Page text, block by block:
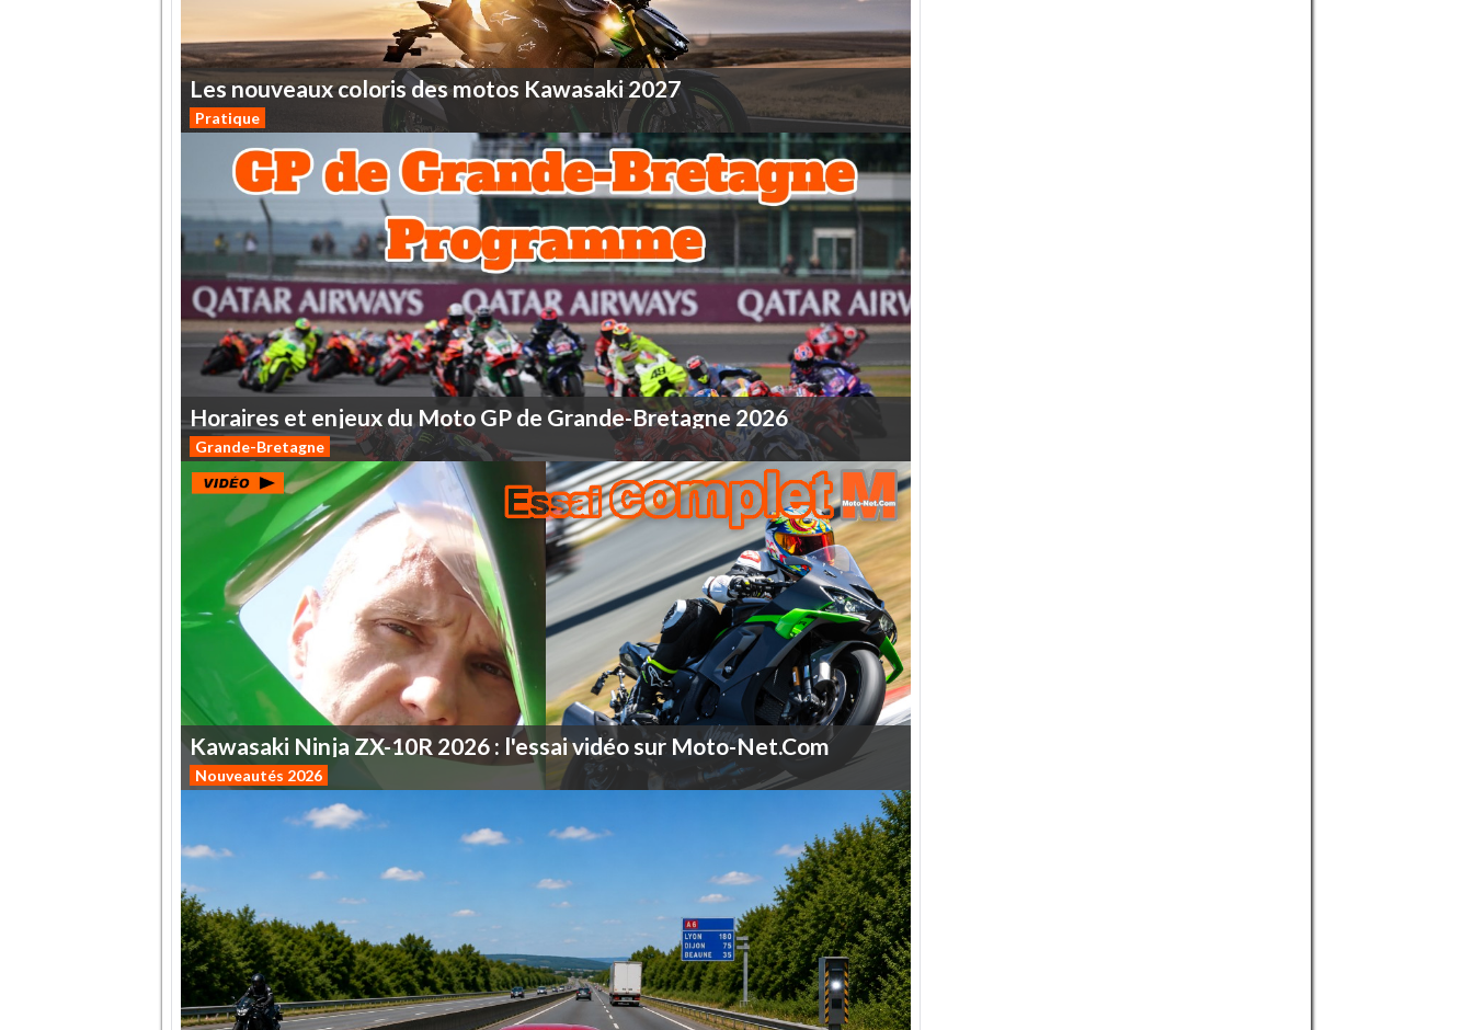
Lesnouveauxcoloris desmotos Kawasaki 2027
Pratique
Horaires et enjeux du Moto GP de Grande-Bretagne 2026
Grande-Bretagne
Kawasaki Ninja ZX-10R 2026 : l'essaividéo sur Moto-Net.Com
Nouveautés 2026